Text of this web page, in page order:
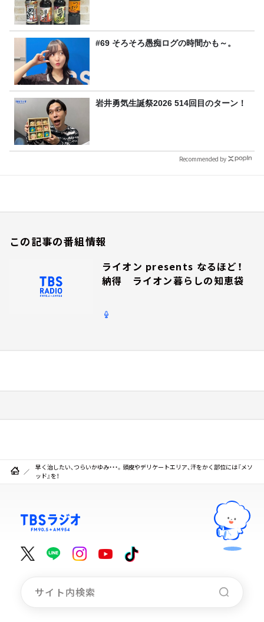
#69 そろそろ愚痴ログの時間かも～。
岩井勇気生誕祭2026 514回目のターン！
Recommended by
この記事の番組情報
ライオン presents なるほど！
納得 ライオン暮らしの知恵袋
早く治したい、つらいかゆみ・・・。頭皮やデリケートエリア、汗をかく部位には『メソ
ッド』を！